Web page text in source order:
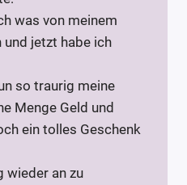
was von meinem
jetzt habe ich
so traurig meine
Menge Geld und
ein tolles Geschenk
wieder an zu